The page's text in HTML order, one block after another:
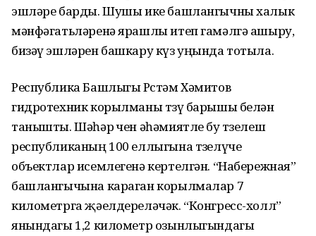
эшләре барды. Шушы ике башлангычны халык
мәнфәгатьләренә ярашлы итеп гамәлгә ашыру,
бизәү эшләрен башкару күз уңында тотыла.
Республика Башлыгы Рөстәм Хәмитов
гидротехник корылманы төзү барышы белән
танышты. Шәһәр өчен әһәмиятле бу төзелеш
республиканың 100 еллыгына төзелүче
объектлар исемлегенә кертелгән. “Набережная”
башлангычына караган корылмалар 7
километрга җәелдереләчәк. “Конгресс-холл”
янындагы 1,2 километр озынлыгындагы